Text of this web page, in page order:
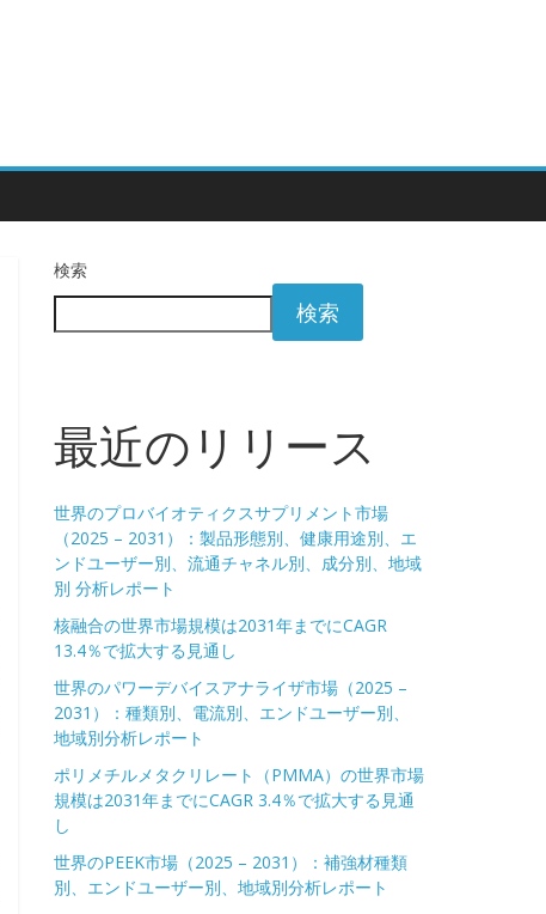
検索
検索
最近のリリース
世界のプロバイオティクスサプリメント市場
（2025 – 2031）：製品形態別、健康用途別、エ
ンドユーザー別、流通チャネル別、成分別、地域
別 分析レポート
核融合の世界市場規模は2031年までにCAGR
13.4％で拡大する見通し
世界のパワーデバイスアナライザ市場（2025 –
2031）：種類別、電流別、エンドユーザー別、
地域別分析レポート
ポリメチルメタクリレート（PMMA）の世界市場
規模は2031年までにCAGR 3.4％で拡大する見通
し
世界のPEEK市場（2025 – 2031）：補強材種類
別、エンドユーザー別、地域別分析レポート